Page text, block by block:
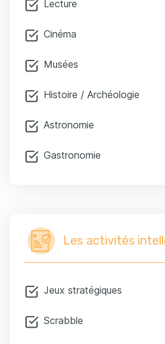
Lecture
Cinéma
Musées
Histoire / Archéologie
Astronomie
Gastronomie
Les activités
Jeux stratégiques
Scrabble